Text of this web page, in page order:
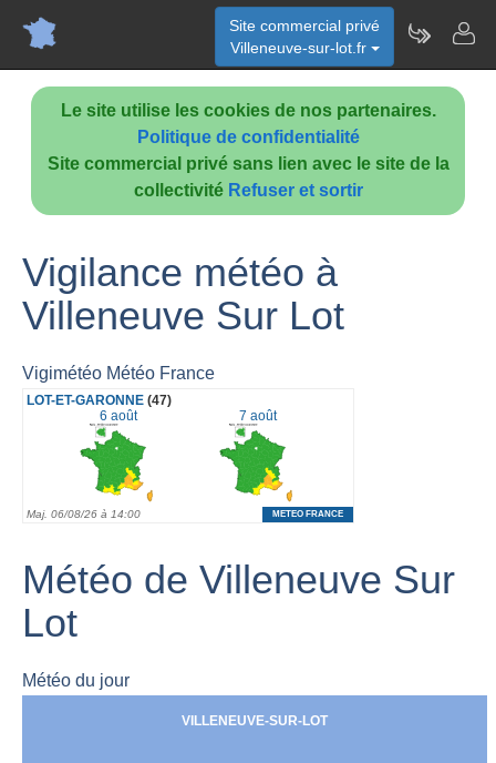
Le site utilise les cookies de nos partenaires.
Politique de confidentialité
Site commercial privé sans lien avec le site de la
collectivité Refuser et sortir
Site commercial privé
Villeneuve-sur-lot.fr
Vigilance météo à
Villeneuve Sur Lot
Vigimétéo Météo France
Météo de Villeneuve Sur
Lot
Météo du jour